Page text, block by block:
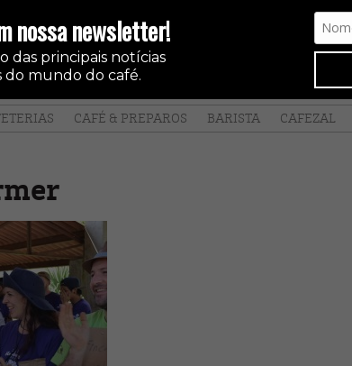
nossa newsletter!
das principais notícias
do mundo do café.
CAFÉ & PREPAROS BARISTA CAFEZAL